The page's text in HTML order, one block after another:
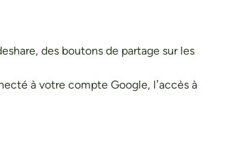
des boutons de partage sur les
à votre compte Google, l’accès à